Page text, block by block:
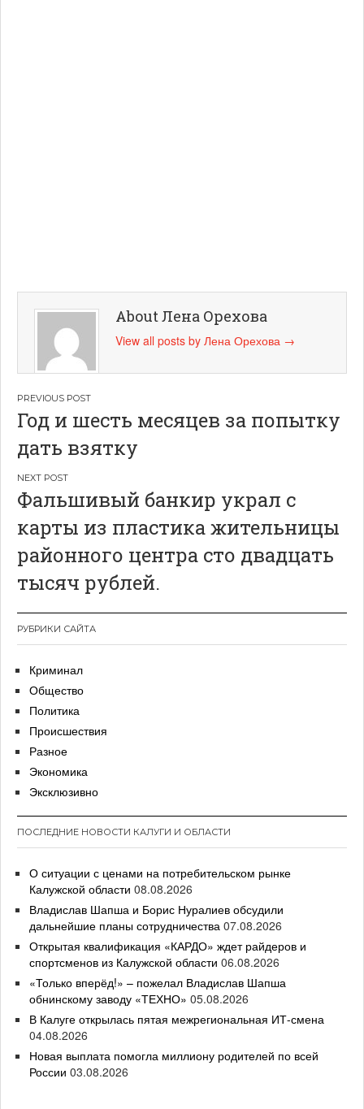
About Лена Орехова
View all posts by Лена Орехова →
Навигация
по
записям
Год и шесть месяцев за попытку
дать взятку
Фальшивый банкир украл с
карты из пластика жительницы
районного центра сто двадцать
тысяч рублей.
РУБРИКИ САЙТА
Криминал
Общество
Политика
Происшествия
Разное
Экономика
Эксклюзивно
ПОСЛЕДНИЕ НОВОСТИ КАЛУГИ И ОБЛАСТИ
О ситуации с ценами на потребительском рынке
Калужской области 08.08.2026
Владислав Шапша и Борис Нуралиев обсудили
дальнейшие планы сотрудничества 07.08.2026
Открытая квалификация «КАРДО» ждет райдеров и
спортсменов из Калужской области 06.08.2026
«Только вперёд!» – пожелал Владислав Шапша
обнинскому заводу «ТЕХНО» 05.08.2026
В Калуге открылась пятая межрегиональная ИТ-смена
04.08.2026
Новая выплата помогла миллиону родителей по всей
России 03.08.2026